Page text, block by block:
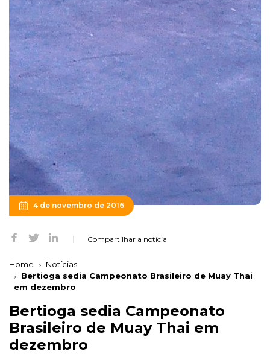
4 de novembro de 2016
Compartilhar a notícia
Home
Notícias
Bertioga sedia Campeonato Brasileiro de Muay Thai
em dezembro
Bertioga sedia Campeonato
Brasileiro de Muay Thai em
dezembro